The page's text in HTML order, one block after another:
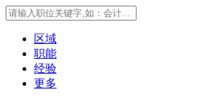
区域
职能
经验
更多